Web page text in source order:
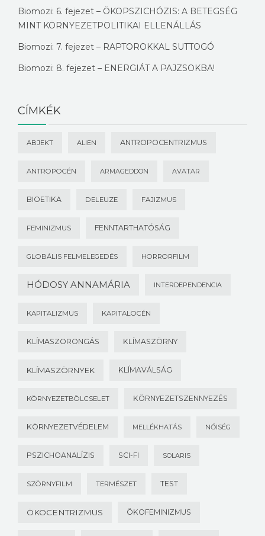
Biomozi: 6. fejezet – ÖKOPSZICHÓZIS: A BETEGSÉG
MINT KÖRNYEZETPOLITIKAI ELLENÁLLÁS
Biomozi: 7. fejezet – RAPTOROKKAL SUTTOGÓ
Biomozi: 8. fejezet – ENERGIÁT A PAJZSOKBA!
CÍMKÉK
ABJEKT ALIEN ANTROPOCENTRIZMUS
ANTROPOCÉN ARMAGEDDON AVATAR
BIOETIKA DELEUZE FAJIZMUS
FEMINIZMUS FENNTARTHATÓSÁG
GLOBÁLIS FELMELEGEDÉS HORRORFILM
HÓDOSY ANNAMÁRIA INTERDEPENDENCIA
KAPITALIZMUS KAPITALOCÉN
KLÍMASZORONGÁS KLÍMASZÖRNY
KLÍMASZÖRNYEK KLÍMAVÁLSÁG
KÖRNYEZETBÖLCSELET KÖRNYEZETSZENNYEZÉS
KÖRNYEZETVÉDELEM MELLÉKHATÁS NŐISÉG
PSZICHOANALÍZIS SCI-FI SOLARIS
SZÖRNYFILM TERMÉSZET TEST
ÖKOCENTRIZMUS ÖKOFEMINIZMUS